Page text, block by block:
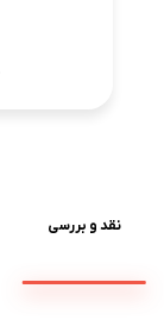
نقد و بررسی